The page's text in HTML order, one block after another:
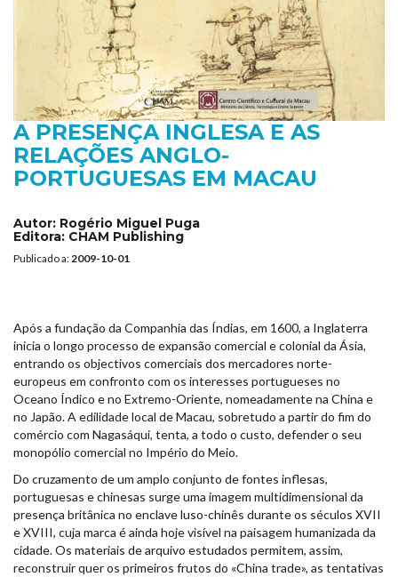
A PRESENÇA INGLESA E AS
RELAÇÕES ANGLO-
PORTUGUESAS EM MACAU
Autor: Rogério Miguel Puga
Editora: CHAM Publishing
Publicado a:2009-10-01
Após a fundação da Companhia das Índias, em 1600, a Inglaterra
inicia o longo processo de expansão comercial e colonial da Ásia,
entrando os objectivos comerciais dos mercadores norte-
europeus em confronto com os interesses portugueses no
Oceano Índico e no Extremo-Oriente, nomeadamente na China e
no Japão. A edilidade local de Macau, sobretudo a partir do fim do
comércio com Nagasáqui, tenta, a todo o custo, defender o seu
monopólio comercial no Império do Meio.
Do cruzamento de um amplo conjunto de fontes inflesas,
portuguesas e chinesas surge uma imagem multidimensional da
presença britânica no enclave luso-chinês durante os séculos XVII
e XVIII, cuja marca é ainda hoje visível na paisagem humanizada da
cidade. Os materiais de arquivo estudados permitem, assim,
reconstruir quer os primeiros frutos do «China trade», as tentativas